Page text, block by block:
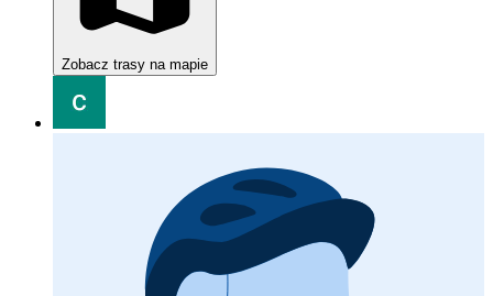
Zobacz trasy na mapie